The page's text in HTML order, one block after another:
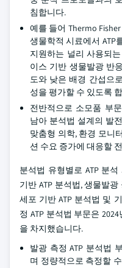
침합니다.
예를 들어 Thermo
생물학적 시료에서 ATP
지원하는 널리 사용되
이스 기반 생물발광 반
도와 낮은 배경 간섭으
성을 평가할 수 있도록
전반적으로 소모품 부
남아 분석법 설계의 발
맞춤형 의학, 환경 모니
션 수요 증가에 대응할
분석법 유형별로 ATP 분
기반 ATP 분석법, 생물발광
세포 기반 ATP 분석법 및
정 ATP 분석법 부문은
을 차지했습니다.
발광 측정 ATP 분석법
며 정량적으로 측정할